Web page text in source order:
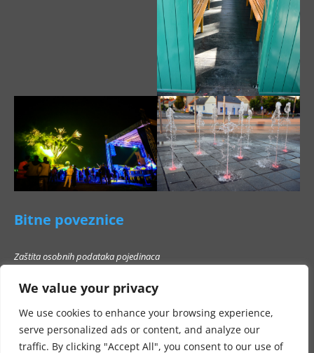
We value your privacy
We use cookies to enhance your browsing experience,
serve personalized ads or content, and analyze our
traffic. By clicking "Accept All", you consent to our use of
Bitne poveznice
Zaštita osobnih podataka pojedinaca
Popis poslovnih subjekata s kojima Grad Beli Manastir ne smije stupati u